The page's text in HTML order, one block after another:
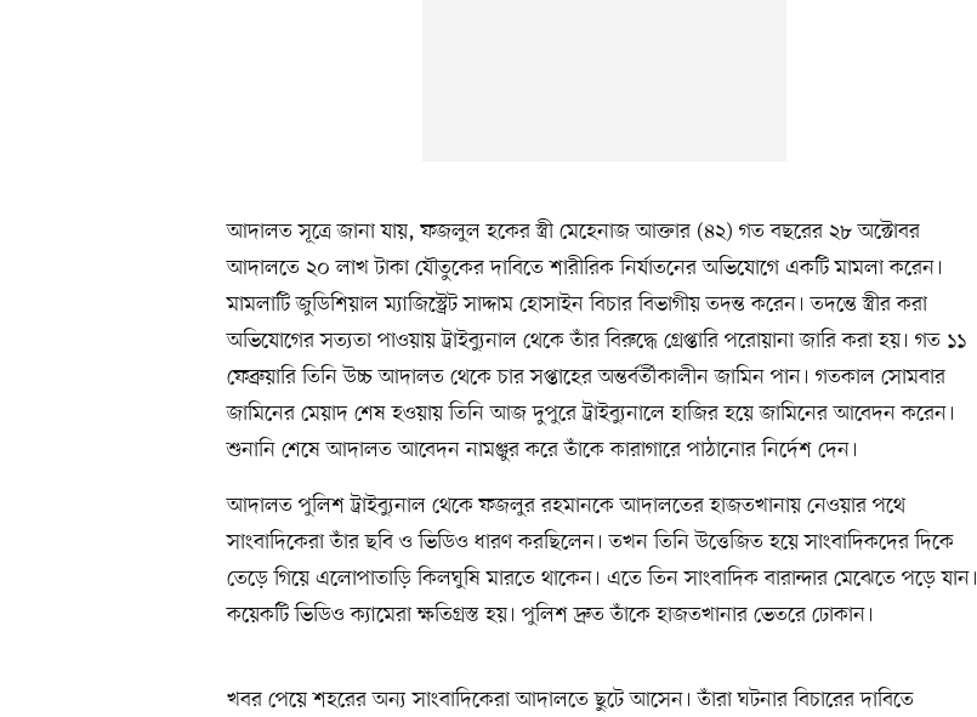
আদালত সূত্রে জানা যায়, ফজলুল হকের স্ত্রী মেহেনাজ আক্তার (৪২) গত বছরের ২৮ অক্টোবর
আদালতে ২০ লাখ টাকা যৌতুকের দাবিতে শারীরিক নির্যাতনের অভিযোগে একটি মামলা করেন।
মামলাটি জুডিশিয়াল ম্যাজিস্ট্রেট সাদ্দাম হোসাইন বিচার বিভাগীয় তদন্ত করেন। তদন্তে স্ত্রীর করা
অভিযোগের সত্যতা পাওয়ায় ট্রাইব্যুনাল থেকে তাঁর বিরুদ্ধে গ্রেপ্তারি পরোয়ানা জারি করা হয়। গত ১১
ফেব্রুয়ারি তিনি উচ্চ আদালত থেকে চার সপ্তাহের অন্তর্বর্তীকালীন জামিন পান। গতকাল সোমবার
জামিনের মেয়াদ শেষ হওয়ায় তিনি আজ দুপুরে ট্রাইব্যুনালে হাজির হয়ে জামিনের আবেদন করেন।
শুনানি শেষে আদালত আবেদন নামঞ্জুর করে তাঁকে কারাগারে পাঠানোর নির্দেশ দেন।
আদালত পুলিশ ট্রাইব্যুনাল থেকে ফজলুর রহমানকে আদালতের হাজতখানায় নেওয়ার পথে
সাংবাদিকেরা তাঁর ছবি ও ভিডিও ধারণ করছিলেন। তখন তিনি উত্তেজিত হয়ে সাংবাদিকদের দিকে
তেড়ে গিয়ে এলোপাতাড়ি কিলঘুষি মারতে থাকেন। এতে তিন সাংবাদিক বারান্দার মেঝেতে পড়ে যান।
কয়েকটি ভিডিও ক্যামেরা ক্ষতিগ্রস্ত হয়। পুলিশ দ্রুত তাঁকে হাজতখানার ভেতরে ঢোকান।
খবর পেয়ে শহরের অন্য সাংবাদিকেরা আদালতে ছুটে আসেন। তাঁরা ঘটনার বিচারের দাবিতে